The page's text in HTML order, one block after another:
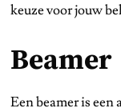
keuze voor jouw
Beamer
Een beamer is een